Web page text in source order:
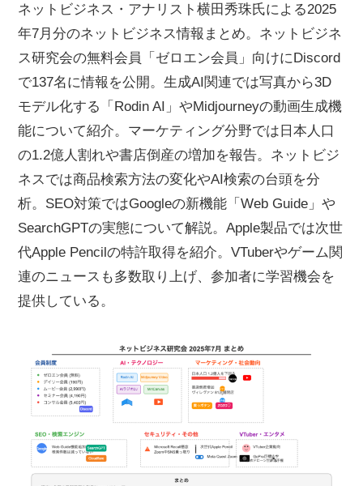
ネットビジネス・アナリスト横田秀珠氏による2025
年7月分のネットビジネス情報まとめ。ネットビジネ
ス研究会の無料会員「ゼロエン会員」向けにDiscord
で137名に情報を公開。生成AI関連では写真から3D
モデル化する「Rodin AI」やMidjourneyの動画生成機
能について紹介。マーケティング分野では日本人口
の1.2億人割れや書店倒産の増加を報告。ネットビジ
ネスでは商品検索方法の変化やAI検索の台頭を分
析。SEO対策ではGoogleの新機能「Web Guide」や
SearchGPTの実態について解説。Apple製品では次世
代Apple Pencilの特許取得を紹介。VTuberやゲーム関
連のニュースも多数取り上げ、参加者に学習機会を
提供している。